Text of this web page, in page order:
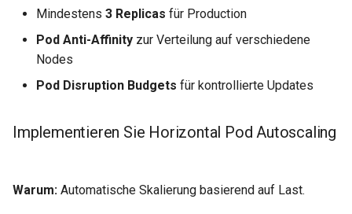
Mindestens 3 Replicas für Production
Pod Anti-Affinity zur Verteilung auf verschiedene
Nodes
Pod Disruption Budgets für kontrollierte Updates
Implementieren Sie Horizontal Pod Autoscaling
Warum: Automatische Skalierung basierend auf Last.